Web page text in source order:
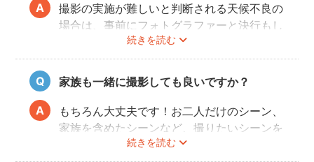
続きを読む
撮影の実施が難しいと判断される天候不良の
場合は、事前にフォトグラファーと決行もし
くは日時変更をご相談ください。
日時変更方法はこちらをご参照ください。
家族も一緒に撮影しても良いですか？
続きを読む
もちろん大丈夫です！お二人だけのシーン、
家族を含めたシーンなど、撮りたいシーンを
フォトグラファーさんに相談してみてくださ